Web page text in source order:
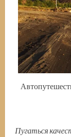
Пугаться